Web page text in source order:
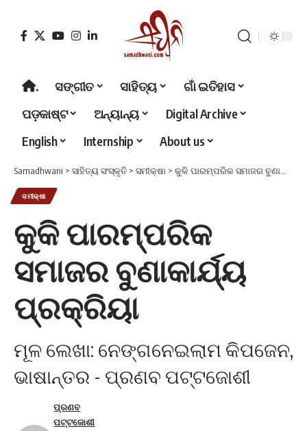
. ସଙ୍ଗୀତ ସାହିତ୍ୟ
ଗାଁ ଇତିହାସ
ପଡ଼କାଷ୍ଟ
ଅନ୍ୟାନ୍ୟ
Digital Archive
English
Internship About us
Samadhwani > ସାହିତ୍ୟ ସଂସ୍କୃତି > ସମୀକ୍ଷା > କୁକି ପାରମ୍ପରିକ ସମାଜର ବୁଣାକାର୍ଯ୍ୟ ପ୍ରକ୍ରିୟା
ସମୀକ୍ଷା
କୁକି ପାରମ୍ପରିକ
ସମାଜର ବୁଣାକାର୍ଯ୍ୟ
ପ୍ରକ୍ରିୟା
ମୂଳ ଲେଖା: ନେଙ୍ଗନେଇଲାମ କିପଜେନ,
ଭାଷାନ୍ତର - ପ୍ରଣବ ପଟ୍ଟଜୋଶୀ
ପ୍ରଣବ
ପଟ୍ଟଜୋଶୀ